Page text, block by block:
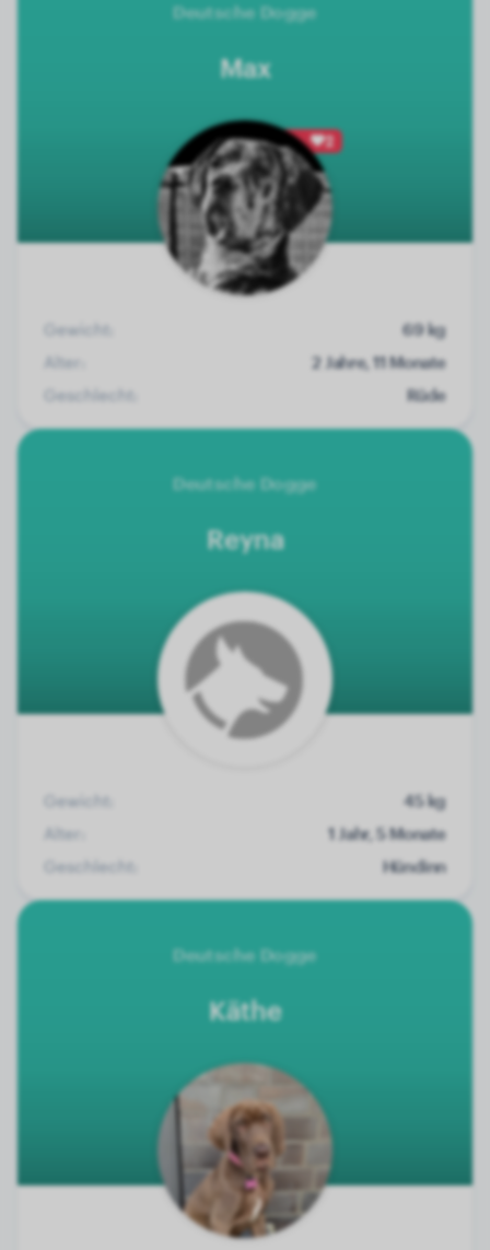
Deutsche Dogge
Max
2
Gewicht:
69 kg
Alter:
2 Jahre, 11 Monate
Geschlecht:
Rüde
Deutsche Dogge
Reyna
Gewicht:
45 kg
Alter:
1 Jahr, 5 Monate
Geschlecht:
Hündinn
Deutsche Dogge
Käthe